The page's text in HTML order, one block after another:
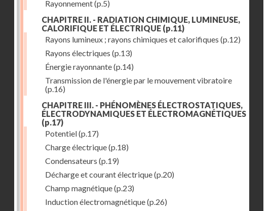
Rayonnement(p.5)
CHAPITRE II. - RADIATION CHIMIQUE, LUMINEUSE,
CALORIFIQUE ET ÉLECTRIQUE (p.11)
Rayons lumineux ; rayons chimiques et calorifiques (p.12)
Rayons électriques (p.13)
Énergie rayonnante(p.14)
Transmission de l'énergie par le mouvement vibratoire
(p.16)
CHAPITRE III. - PHÉNOMÈNES ÉLECTROSTATIQUES,
ÉLECTRODYNAMIQUES ET ÉLECTROMAGNÉTIQUES
(p.17)
Potentiel(p.17)
Charge électrique(p.18)
Condensateurs (p.19)
Décharge et courant électrique(p.20)
Champ magnétique(p.23)
Induction électromagnétique(p.26)